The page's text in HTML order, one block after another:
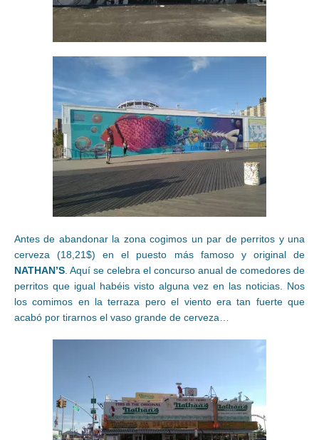
Antes de abandonar la zona cogimos un par de perritos y una
cerveza (18,21$) en el puesto más famoso y original de
NATHAN’S . Aquí se celebra el concurso anual de comedores de
perritos que igual habéis visto alguna vez en las noticias. Nos
los comimos en la terraza pero el viento era tan fuerte que
acabó por tirarnos el vaso grande de cerveza…